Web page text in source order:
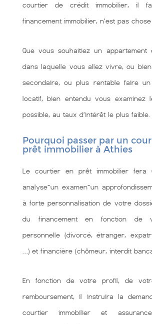
courtier de crédit immobilier, il
financement immobilier, n'est pas chose
Que vous souhaitiez un appartement
dans laquelle vous allez vivre, ou
secondaire, ou plus rentable faire un
locatif, bien entendu vous examinez
possible, au taux d’intérêt le plus faible.
Pourquoi passer par un
prêt immobilier à Athies
Le courtier en prêt immobilier fera
analyse~un examen~un
à forte personnalisation de votre
du financement en fonction de
personnelle (divorcé, étranger,
…) et financière (chômeur, interdit
En fonction de votre profil, de
remboursement, il instruira la
courtier immobilier et